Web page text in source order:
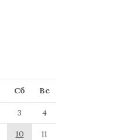
Сб Вс
3
4
10
11